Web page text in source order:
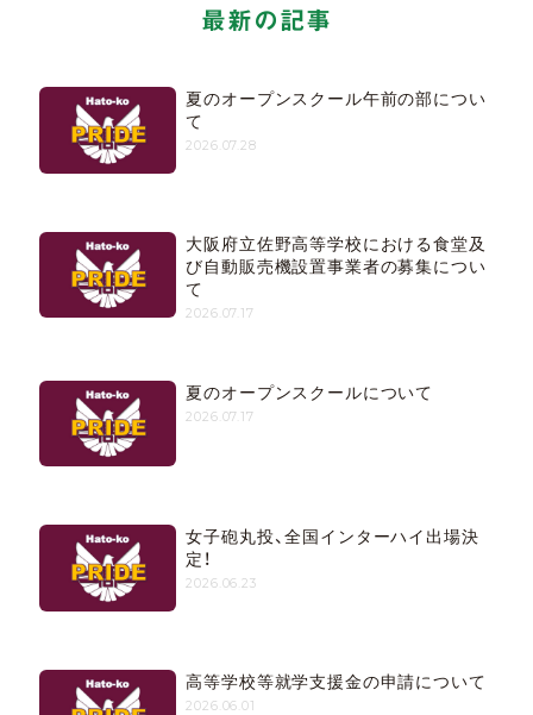
最新の記事
夏のオープンスクール午前の部につい
て
2026.07.28
大阪府立佐野高等学校における食堂及
び自動販売機設置事業者の募集につい
て
2026.07.17
夏のオープンスクールについて
2026.07.17
女子砲丸投、全国インターハイ出場決
定！
2026.06.23
高等学校等就学支援金の申請について
2026.06.01